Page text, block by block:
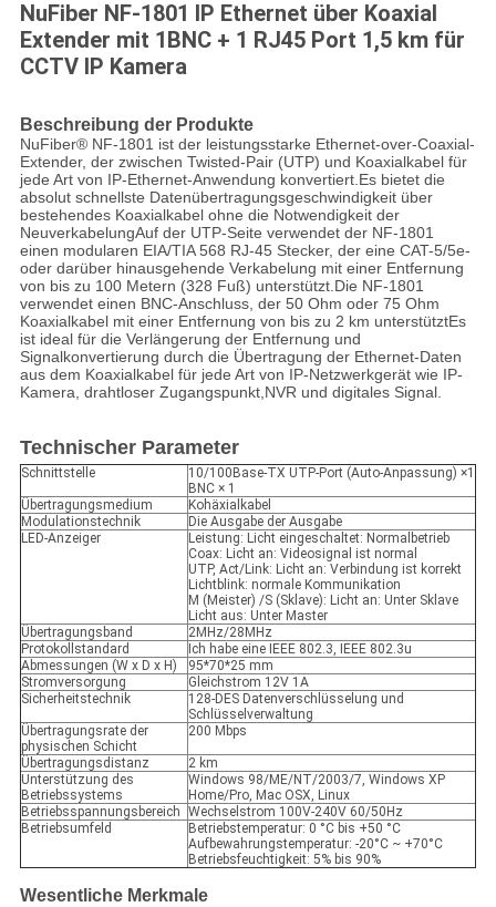
NuFiber NF-1801 IP Ethernet über Koaxial
Extender mit 1BNC + 1 RJ45 Port 1,5 km für
CCTV IP Kamera
Beschreibung der Produkte
NuFiber® NF-1801 ist der leistungsstarke Ethernet-over-Coaxial-
Extender, der zwischen Twisted-Pair (UTP) und Koaxialkabel für
jede Art von IP-Ethernet-Anwendung konvertiert.Es bietet die
absolut schnellste Datenübertragungsgeschwindigkeit über
bestehendes Koaxialkabel ohne die Notwendigkeit der
NeuverkabelungAuf der UTP-Seite verwendet der NF-1801
einen modularen EIA/TIA 568 RJ-45 Stecker, der eine CAT-5/5e-
oder darüber hinausgehende Verkabelung mit einer Entfernung
von bis zu 100 Metern (328 Fuß) unterstützt.Die NF-1801
verwendet einen BNC-Anschluss, der 50 Ohm oder 75 Ohm
Koaxialkabel mit einer Entfernung von bis zu 2 km unterstütztEs
ist ideal für die Verlängerung der Entfernung und
Signalkonvertierung durch die Übertragung der Ethernet-Daten
aus dem Koaxialkabel für jede Art von IP-Netzwerkgerät wie IP-
Kamera, drahtloser Zugangspunkt,NVR und digitales Signal.
Technischer Parameter
Schnittstelle
10/100Base-TX UTP-Port (Auto-Anpassung) ×1
BNC × 1
Übertragungsmedium
Kohäxialkabel
Modulationstechnik
Die Ausgabe der Ausgabe
LED-Anzeiger
Leistung: Licht eingeschaltet: Normalbetrieb
Coax: Licht an: Videosignal ist normal
UTP, Act/Link: Licht an: Verbindung ist korrekt
Lichtblink: normale Kommunikation
M (Meister) /S (Sklave): Licht an: Unter Sklave
Licht aus: Unter Master
Übertragungsband
2MHz/28MHz
Protokollstandard
Ich habe eine IEEE 802.3, IEEE 802.3u
Abmessungen (W x D x H)
95*70*25 mm
Stromversorgung
Gleichstrom 12V 1A
Sicherheitstechnik
128-DES Datenverschlüsselung und
Schlüsselverwaltung
Übertragungsrate der
physischen Schicht
200 Mbps
Übertragungsdistanz
2 km
Unterstützung des
Betriebssystems
Windows 98/ME/NT/2003/7, Windows XP
Home/Pro, Mac OSX, Linux
Betriebsspannungsbereich Wechselstrom 100V-240V 60/50Hz
Betriebsumfeld
Betriebstemperatur: 0 °C bis +50 °C
Aufbewahrungstemperatur: -20°C ~ +70°C
Betriebsfeuchtigkeit: 5% bis 90%
Wesentliche Merkmale